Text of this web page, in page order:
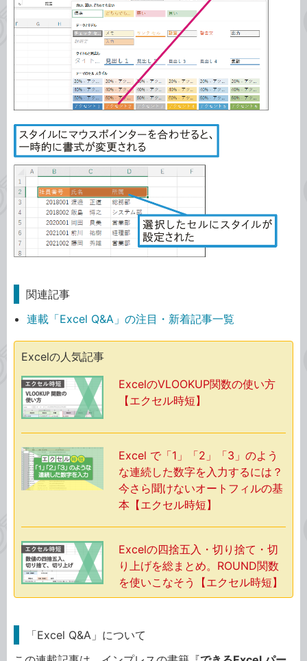
関連記事
連載「Excel Q&A」の注目・新着記事一覧
Excelの人気記事
ExcelのVLOOKUP関数の使い方
【エクセル時短】
Excel で「1」「2」「3」のよう
な連続した数字を入力するには？
今さら聞けないオートフィルの基
本【エクセル時短】
Excelの四捨五入・切り捨て・切
り上げを総まとめ。ROUND関数
を使いこなそう【エクセル時短】
「Excel Q&A」について